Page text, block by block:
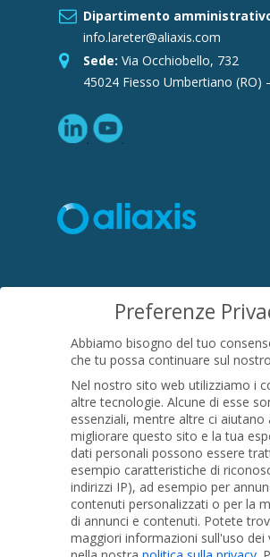
Dipartimento
info.lareter@aliaxis.com
Sede: Via Occhiobello, 732
45024 Fiesso Umbertiano (RO)
16015 Casella (GE) – Italy
01079200299
PRODOTTI
Tubi PVC
Raccordi PVC
Preferenze
Abbiamo bisogno del tuo
che tu possa continuare sul
Nel nostro sito web utilizziamo i
altre tecnologie. Alcune di esse
essenziali, mentre altre ci aiutano
migliorare questo sito e la tua
dati personali possono essere
esempio caratteristiche di
indirizzi IP), ad esempio per
contenuti personalizzati o per la
di annunci e contenuti. Potete
maggiori informazioni sull'uso dei